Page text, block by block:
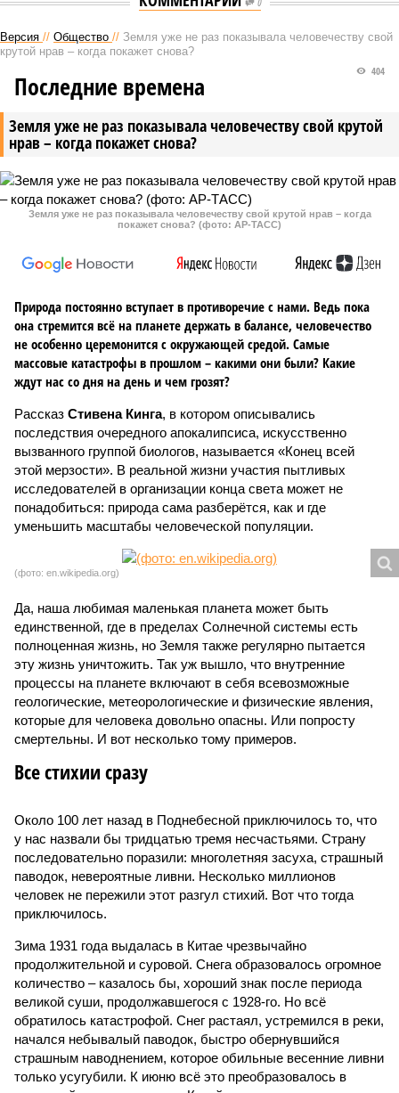
Версия // Общество // Земля уже не раз показывала человечеству свой
крутой нрав – когда покажет снова?
Земля уже не раз показывала человечеству свой крутой
нрав – когда покажет снова?
404
Последние времена
Земля уже не раз показывала человечеству свой крутой нрав – когда
покажет снова? (фото: АР-ТАСС)
Природа постоянно вступает в противоречие с нами. Ведь пока
она стремится всё на планете держать в балансе, человечество
не особенно церемонится с окружающей средой. Самые
массовые катастрофы в прошлом – какими они были? Какие
ждут нас со дня на день и чем грозят?
Рассказ Стивена Кинга, в котором описывались
последствия очередного апокалипсиса, искусственно
вызванного группой биологов, называется «Конец всей
этой мерзости». В реальной жизни участия пытливых
исследователей в организации конца света может не
понадобиться: природа сама разберётся, как и где
уменьшить масштабы человеческой популяции.
(фото: en.wikipedia.org)
Да, наша любимая маленькая планета может быть
единственной, где в пределах Солнечной системы есть
полноценная жизнь, но Земля также регулярно пытается
эту жизнь уничтожить. Так уж вышло, что внутренние
процессы на планете включают в себя всевозможные
геологические, метеорологические и физические явления,
которые для человека довольно опасны. Или попросту
смертельны. И вот несколько тому примеров.
Все стихии сразу
Около 100 лет назад в Поднебесной приключилось то, что
у нас назвали бы тридцатью тремя несчастьями. Страну
последовательно поразили: многолетняя засуха, страшный
паводок, невероятные ливни. Несколько миллионов
человек не пережили этот разгул стихий. Вот что тогда
приключилось.
Зима 1931 года выдалась в Китае чрезвычайно
продолжительной и суровой. Снега образовалось огромное
количество – казалось бы, хороший знак после периода
великой суши, продолжавшегося с 1928-го. Но всё
обратилось катастрофой. Снег растаял, устремился в реки,
начался небывалый паводок, быстро обернувшийся
страшным наводнением, которое обильные весенние ливни
только усугубили. К июню всё это преобразовалось в